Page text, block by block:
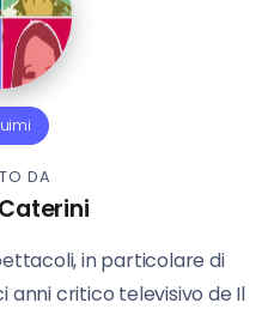
DA
in particolare di
anni critico televisivo de Il